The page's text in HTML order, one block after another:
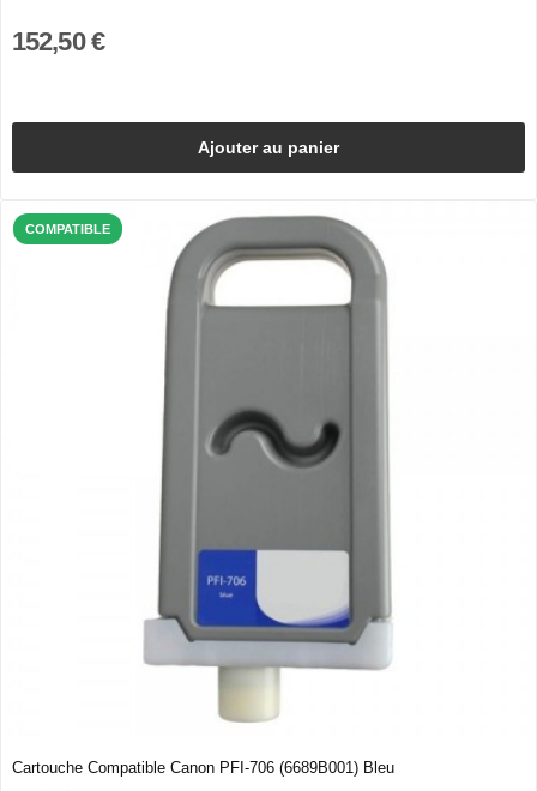
152,50 €
Ajouter au panier
COMPATIBLE
Cartouche Compatible Canon PFI-706 (6689B001) Bleu